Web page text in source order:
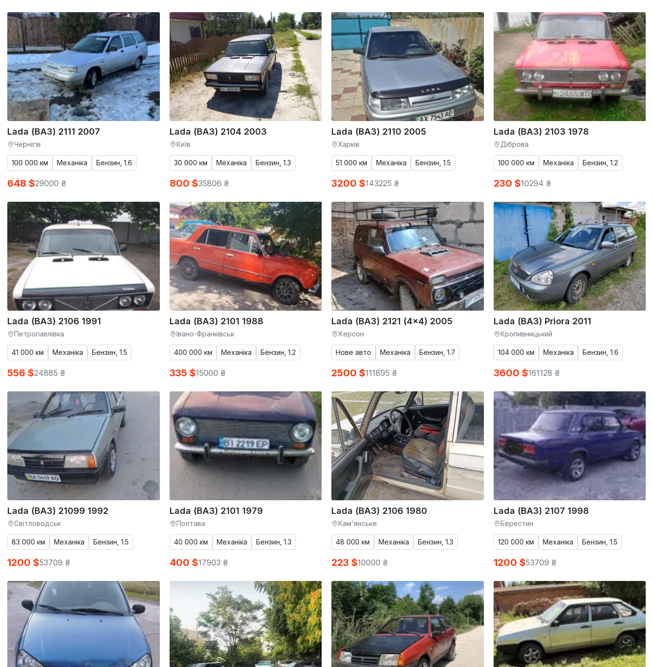
Lada (ВАЗ) 2111 2007
Чернігів
100 000 км Механіка Бензин, 1.6
648 $29000 ₴
Lada (ВАЗ) 2104 2003
Київ
30 000 км Механіка Бензин, 1.3
800 $35806 ₴
Lada (ВАЗ) 2110 2005
Харків
51 000 км Механіка Бензин, 1.5
3200 $143225 ₴
Lada (ВАЗ) 2103 1978
Діброва
100 000 км Механіка Бензин, 1.2
230 $10294 ₴
Lada (ВАЗ) 2106 1991
Петропавлівка
41 000 км Механіка Бензин, 1.5
556 $24885 ₴
Lada (ВАЗ) 2101 1988
Івано-Франківськ
400 000 км Механіка Бензин, 1.2
335 $15000 ₴
Lada (ВАЗ) 2121 (4x4) 2005
Херсон
Нове авто Механіка Бензин, 1.7
2500 $111895 ₴
Lada (ВАЗ) Priora 2011
Кропивницький
104 000 км Механіка Бензин, 1.6
3600 $161128 ₴
Lada (ВАЗ) 21099 1992
Світловодськ
83 000 км Механіка Бензин, 1.5
1200 $53709 ₴
Lada (ВАЗ) 2101 1979
Полтава
40 000 км Механіка Бензин, 1.3
400 $17903 ₴
Lada (ВАЗ) 2106 1980
Кам'янське
48 000 км Механіка Бензин, 1.3
223 $10000 ₴
Lada (ВАЗ) 2107 1998
Берестин
120 000 км Механіка Бензин, 1.5
1200 $53709 ₴